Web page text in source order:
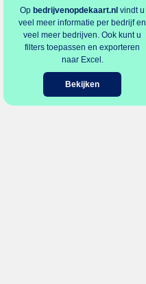
Op bedrijvenopdekaart.nl vindt u
veel meer informatie per bedrijf en
veel meer bedrijven. Ook kunt u
filters toepassen en exporteren
naar Excel.
Bekijken